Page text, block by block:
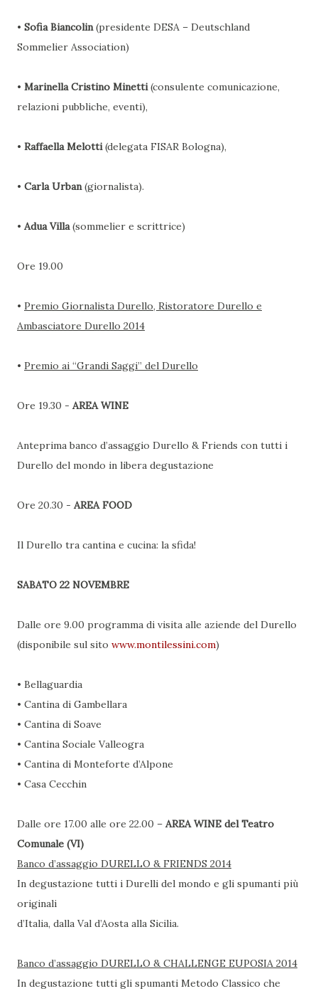
• Sofia Biancolin(presidente DESA – Deutschland
Sommelier Association)
• Marinella Cristino Minetti(consulente comunicazione,
relazioni pubbliche, eventi),
• Raffaella Melotti(delegata FISAR Bologna),
• Carla Urban(giornalista).
• Adua Villa(sommelier e scrittrice)
Ore 19.00
• Premio Giornalista Durello, Ristoratore Durello e
Ambasciatore Durello 2014
• Premio ai “Grandi Saggi” del Durello
Ore 19.30 - AREA WINE
Anteprima banco d’assaggio Durello & Friends con tutti i
Durello del mondo in libera degustazione
Ore 20.30 - AREA FOOD
Il Durello tra cantina e cucina: la sfida!
SABATO 22 NOVEMBRE
Dalle ore 9.00 programma di visita alle aziende del Durello
(disponibile sul sito www.montilessini.com)
• Bellaguardia
• Cantina di Gambellara
• Cantina di Soave
• Cantina Sociale Valleogra
• Cantina di Monteforte d’Alpone
• Casa Cecchin
Dalle ore 17.00 alle ore 22.00 – AREA WINE del Teatro
Comunale (VI)
Banco d’assaggio DURELLO & FRIENDS 2014
In degustazione tutti i Durelli del mondo e gli spumanti più
originali
d’Italia, dalla Val d’Aosta alla Sicilia.
Banco d’assaggio DURELLO & CHALLENGE EUPOSIA 2014
In degustazione tutti gli spumanti Metodo Classico che